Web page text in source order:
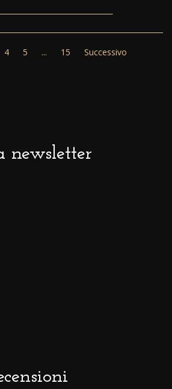
9
4 5 ... 15 Successivo
newsletter